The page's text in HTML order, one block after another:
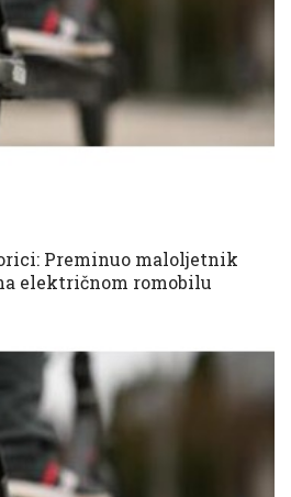
Preminuo maloljetnik
električnom romobilu